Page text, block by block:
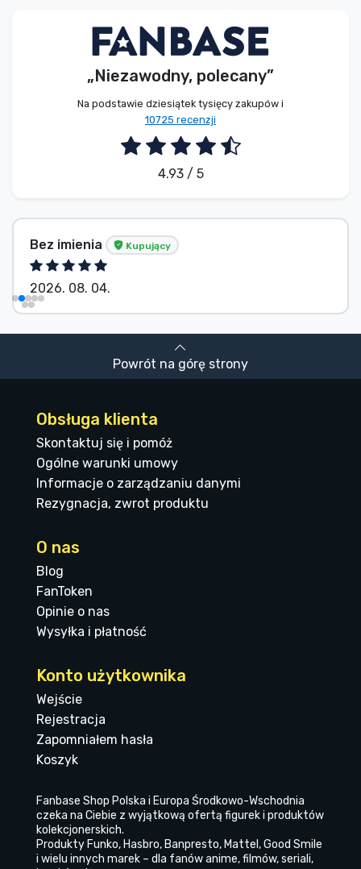
„Niezawodny, polecany”
Na podstawie dziesiątek tysięcy zakupów i
10725 recenzji
4.93 / 5
Bez imienia Kupujący
2026. 08. 04.
Powrót na górę strony
Obsługa klienta
Skontaktuj się i pomóż
Ogólne warunki umowy
Informacje o zarządzaniu danymi
Rezygnacja, zwrot produktu
O nas
Blog
FanToken
Opinie o nas
Wysyłka i płatność
Konto użytkownika
Wejście
Rejestracja
Zapomniałem hasła
Koszyk
Fanbase Shop Polska i Europa Środkowo-Wschodnia
czeka na Ciebie z wyjątkową ofertą figurek i produktów
kolekcjonerskich.
Produkty Funko, Hasbro, Banpresto, Mattel, Good Smile
i wielu innych marek – dla fanów anime, filmów, seriali,